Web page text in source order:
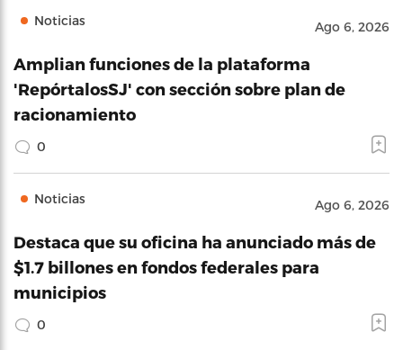
Noticias Ago 6, 2026
Amplian funciones de la plataforma
'RepórtalosSJ' con sección sobre plan de
racionamiento
0
Noticias Ago 6, 2026
Destaca que su oficina ha anunciado más de
$1.7 billones en fondos federales para
municipios
0